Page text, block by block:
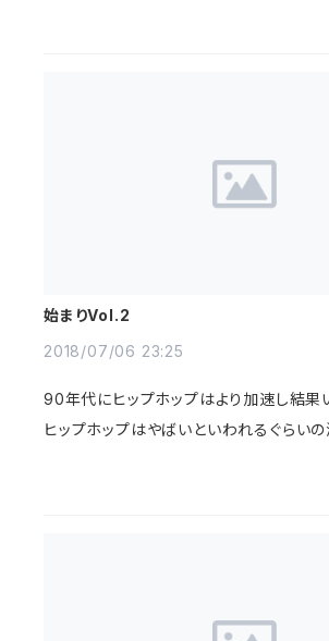
始まりVol.2
2018/07/06 23:25
90年代にヒップホップはより加速し結
ヒップホップはやばいといわれるぐらい